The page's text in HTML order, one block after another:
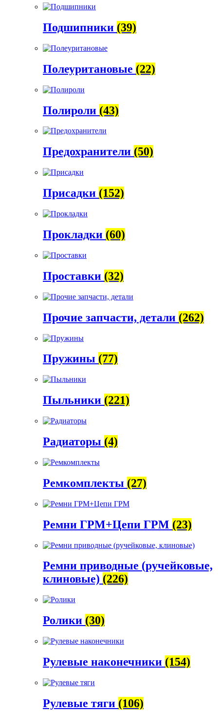
Подшипники (39)
Полеуритановые (22)
Полироли (43)
Предохранители (50)
Присадки (152)
Прокладки (60)
Проставки (32)
Прочие запчасти, детали (262)
Пружины (77)
Пыльники (221)
Радиаторы (4)
Ремкомплекты (27)
Ремни ГРМ+Цепи ГРМ (23)
Ремни приводные (ручейковые,
клиновые) (226)
Ролики (30)
Рулевые наконечники (154)
Рулевые тяги (106)